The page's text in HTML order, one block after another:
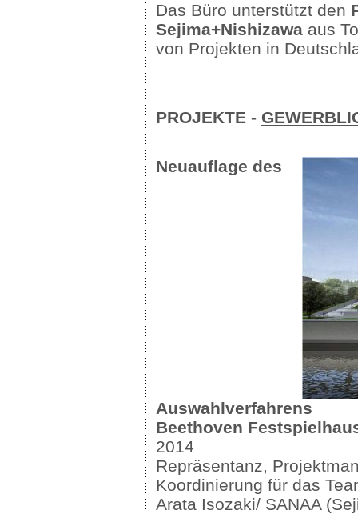
Das Büro unterstützt den
Sejima+Nishizawa aus
von Projekten in
PROJEKTE -
Neuauflage des
Auswahlverfahrens
Beethoven
2014
Repräsentanz,
Koordinierung für das
Arata Isozaki/ SANAA